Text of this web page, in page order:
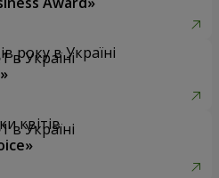
року в Україні
квітів